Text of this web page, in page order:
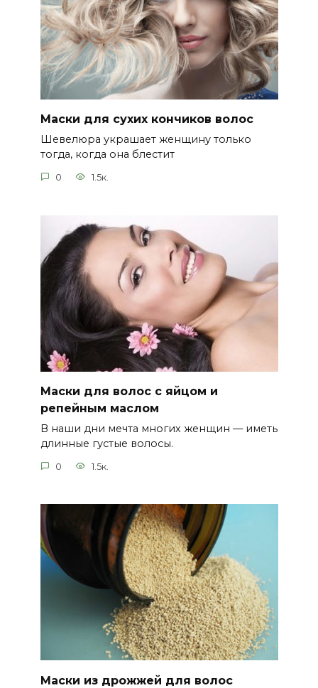
Маски для сухих кончиков волос
Шевелюра украшает женщину только
тогда, когда она блестит
0 1.5к.
Маски для волос с яйцом и
репейным маслом
В наши дни мечта многих женщин — иметь
длинные густые волосы.
0 1.5к.
Маски из дрожжей для волос